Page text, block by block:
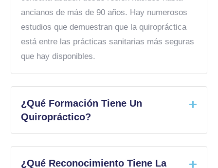
ancianos de más de 90 años. Hay numerosos
estudios que demuestran que la quiropráctica
está entre las prácticas sanitarias más seguras
que hay disponibles.
¿Qué Formación Tiene Un
Quiropráctico?
¿Qué Reconocimiento Tiene La